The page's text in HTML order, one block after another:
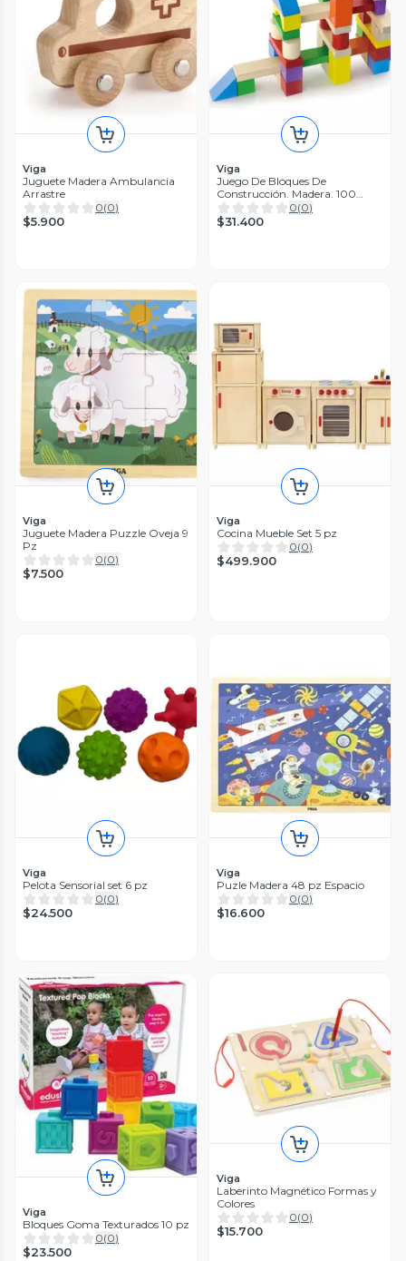
Viga
Juguete Madera Ambulancia
Arrastre
0(0)
$5.900
Viga
Juego De Bloques De
Construcción. Madera. 100
Pzas.
0(0)
$31.400
Viga
Juguete Madera Puzzle Oveja 9
Pz
0(0)
$7.500
Viga
Cocina Mueble Set 5 pz
0(0)
$499.900
Viga
Pelota Sensorial set 6 pz
0(0)
$24.500
Viga
Puzle Madera 48 pz Espacio
0(0)
$16.600
Viga
Bloques Goma Texturados 10 pz
0(0)
$23.500
Viga
Laberinto Magnético Formas y
Colores
0(0)
$15.700